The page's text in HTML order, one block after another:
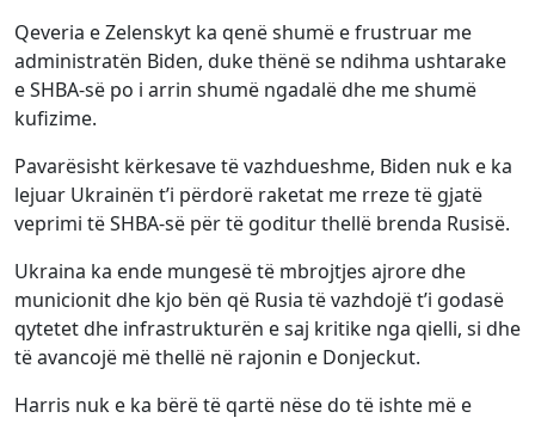
Qeveria e Zelenskyt ka qenë shumë e frustruar me
administratën Biden, duke thënë se ndihma ushtarake
e SHBA-së po i arrin shumë ngadalë dhe me shumë
kufizime.
Pavarësisht kërkesave të vazhdueshme, Biden nuk e ka
lejuar Ukrainën t’i përdorë raketat me rreze të gjatë
veprimi të SHBA-së për të goditur thellë brenda Rusisë.
Ukraina ka ende mungesë të mbrojtjes ajrore dhe
municionit dhe kjo bën që Rusia të vazhdojë t’i godasë
qytetet dhe infrastrukturën e saj kritike nga qielli, si dhe
të avancojë më thellë në rajonin e Donjeckut.
Harris nuk e ka bërë të qartë nëse do të ishte më e